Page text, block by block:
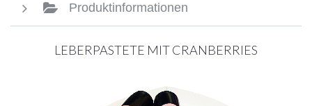
Produktinformationen
LEBERPASTETE MIT CRANBERRIES